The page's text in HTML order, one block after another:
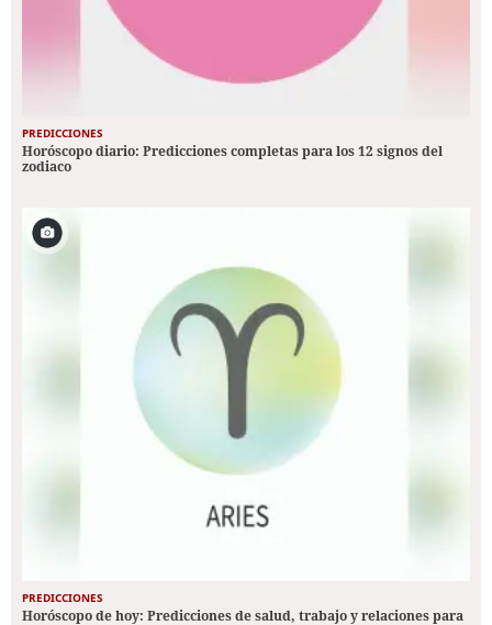
PREDICCIONES
Horóscopo diario: Predicciones completas para los 12 signos del
zodiaco
PREDICCIONES
Horóscopo de hoy: Predicciones de salud, trabajo y relaciones para